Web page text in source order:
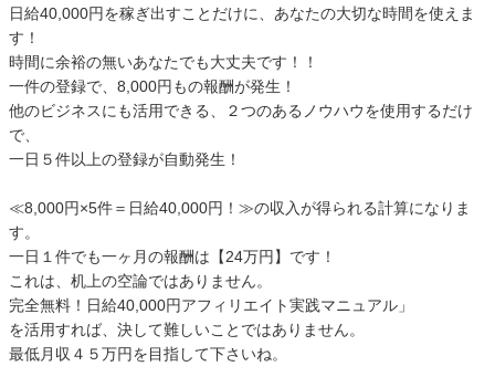
日給40,000円を稼ぎ出すことだけに、あなたの大切な時間を使えま
す！
時間に余裕の無いあなたでも大丈夫です！！
一件の登録で、8,000円もの報酬が発生！
他のビジネスにも活用できる、２つのあるノウハウを使用するだけ
で、
一日５件以上の登録が自動発生！
≪8,000円×5件＝日給40,000円！≫の収入が得られる計算になりま
す。
一日１件でも一ヶ月の報酬は【24万円】です！
これは、机上の空論ではありません。
完全無料！日給40,000円アフィリエイト実践マニュアル」
を活用すれば、決して難しいことではありません。
最低月収４５万円を目指して下さいね。